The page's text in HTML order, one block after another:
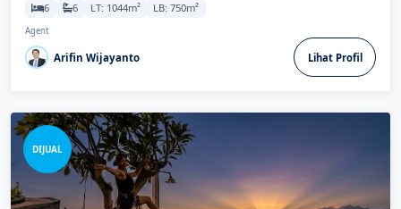
6 6 LT: 1044m² LB: 750m²
Agent
Arifin Wijayanto Lihat Profil
DIJUAL